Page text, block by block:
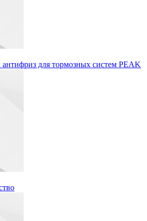
антифриз для тормозных систем PEAK